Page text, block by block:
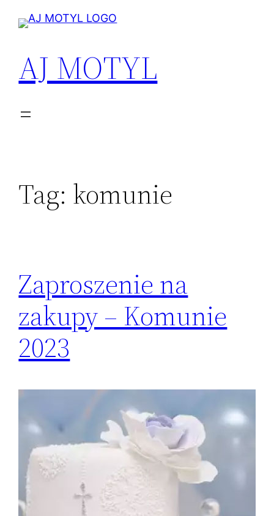
Przejdź
AJ MOTYL
Tag: komunie
Zaproszenie na
zakupy – Komunie
2023